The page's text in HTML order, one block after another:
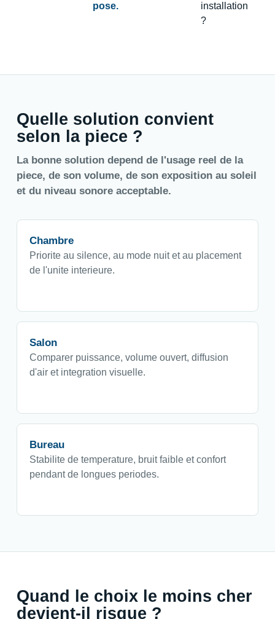
pose.
installation
?
Quelle solution convient
selon la piece ?
La bonne solution depend de l'usage reel de la
piece, de son volume, de son exposition au soleil
et du niveau sonore acceptable.
Chambre
Priorite au silence, au mode nuit et au placement
de l'unite interieure.
Salon
Comparer puissance, volume ouvert, diffusion
d'air et integration visuelle.
Bureau
Stabilite de temperature, bruit faible et confort
pendant de longues periodes.
Quand le choix le moins cher
devient-il risque ?